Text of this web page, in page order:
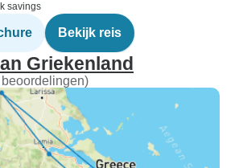
savings
Bekijk reis
Griekenland
beoordelingen)